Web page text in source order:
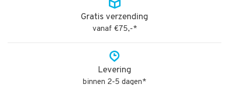
Gratis verzending
vanaf €75,-*
Levering
binnen 2-5 dagen*